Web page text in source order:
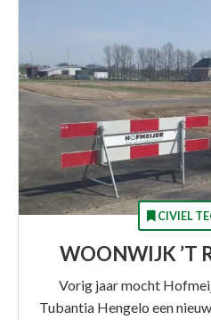
CIVIEL
WOONWIJK ’T
Vorig jaar mocht
Tubantia Hengelo een